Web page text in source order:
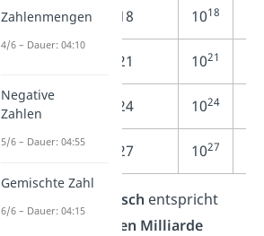
Trillion 18 1018
21 1021
Quadrillion 24 1024
Quadrilliarde 27 1027
Englisch entspricht
deutschen Milliarde
Zahlenmengen
4/6 – Dauer: 04:10
Negative
Zahlen
5/6 – Dauer: 04:55
Gemischte Zahl
6/6 – Dauer: 04:15